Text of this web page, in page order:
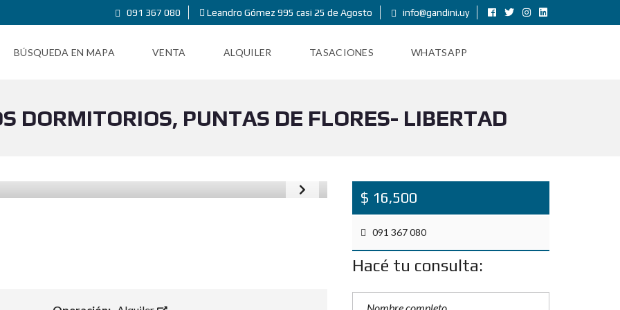
091 367 080 Leandro Gómez 995 casi 25 de Agosto info@gandini.uy
BÚSQUEDA EN MAPA VENTA ALQUILER TASACIONES WHATSAPP
DORMITORIOS, PUNTAS DE FLORES- LIBERTAD
$ 16,500
091 367 080
Hacé tu consulta: